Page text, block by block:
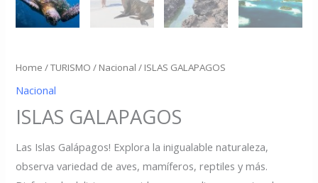
Home /TURISMO / Nacional / ISLAS GALAPAGOS
Nacional
ISLAS GALAPAGOS
Las Islas Galápagos! Explora la inigualable naturaleza,
observa variedad de aves, mamíferos, reptiles y más.